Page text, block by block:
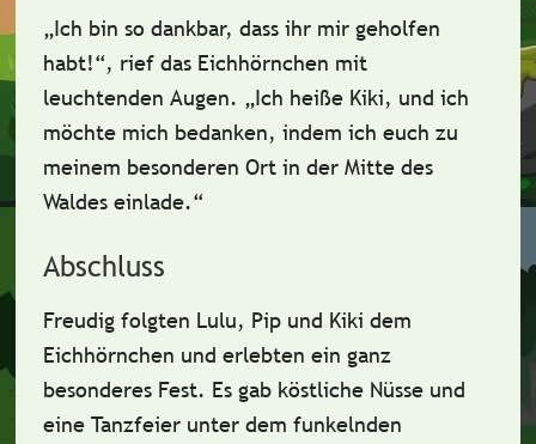
„Ich bin so dankbar, dass ihr mir geholfen
habt!“, rief das Eichhörnchen mit
leuchtenden Augen. „Ich heiße Kiki, und ich
möchte mich bedanken, indem ich euch zu
meinem besonderen Ort in der Mitte des
Waldes einlade.“
Abschluss
Freudig folgten Lulu, Pip und Kiki dem
Eichhörnchen und erlebten ein ganz
besonderes Fest. Es gab köstliche Nüsse und
eine Tanzfeier unter dem funkelnden